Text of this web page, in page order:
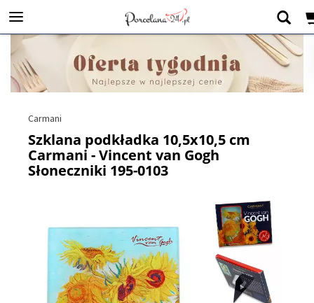
Carmani
Szklana podkładka 10,5x10,5 cm
Carmani - Vincent van Gogh
Słoneczniki 195-0103